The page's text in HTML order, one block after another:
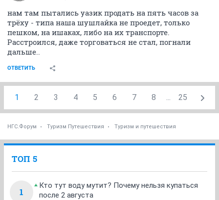
нам там пытались уазик продать на пять часов за
трёху - типа наша шушлайка не проедет, только
пешком, на ишаках, либо на их транспорте.
Расстроился, даже торговаться не стал, погнали
дальше..
ОТВЕТИТЬ
1 2 3 4 5 6 7 8 ... 25
НГС.Форум Туризм Путешествия Туризм и путешествия
ТОП 5
1
Кто тут воду мутит? Почему нельзя купаться
после 2 августа